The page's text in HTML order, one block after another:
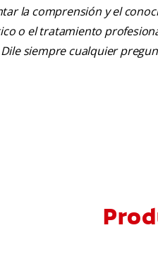
la comprensión y el
o el tratamiento
siempre cualquier